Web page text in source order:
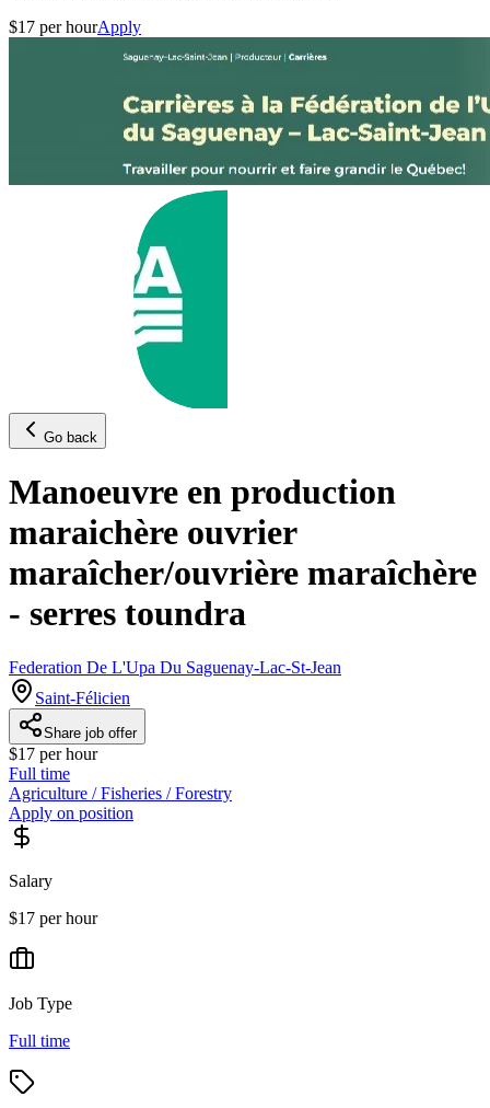
$17 per hourApply
Go back
Manoeuvre en production
maraichère ouvrier
maraîcher/ouvrière maraîchère
- serres toundra
Federation De L'Upa Du Saguenay-Lac-St-Jean
Saint-Félicien
Share job offer
$17 per hour
Full time
Agriculture / Fisheries / Forestry
Apply on position
Salary
$17 per hour
Job Type
Full time